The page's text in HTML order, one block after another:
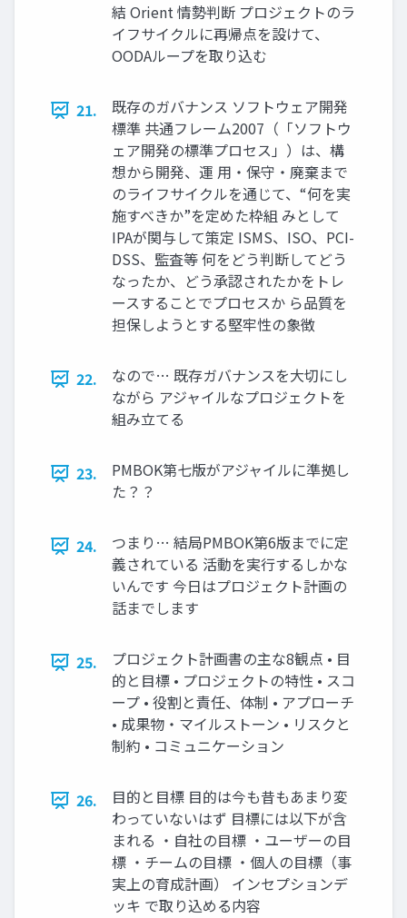
結 Orient 情勢判断 プロジェクトのラ
イフサイクルに再帰点を設けて、
OODAループを取り込む
21.
既存のガバナンス ソフトウェア開発
標準 共通フレーム2007（「ソフトウ
ェア開発の標準プロセス」）は、構
想から開発、運 用・保守・廃棄まで
のライフサイクルを通じて、“何を実
施すべきか”を定めた枠組 みとして
IPAが関与して策定 ISMS、ISO、PCI-
DSS、監査等 何をどう判断してどう
なったか、どう承認されたかをトレ
ースすることでプロセスか ら品質を
担保しようとする堅牢性の象徴
22.
なので… 既存ガバナンスを大切にし
ながら アジャイルなプロジェクトを
組み立てる
23.
PMBOK第七版がアジャイルに準拠し
た？？
24.
つまり… 結局PMBOK第6版までに定
義されている 活動を実行するしかな
いんです 今日はプロジェクト計画の
話までします
25.
プロジェクト計画書の主な8観点 • 目
的と目標 • プロジェクトの特性 • スコ
ープ • 役割と責任、体制 • アプローチ
• 成果物・マイルストーン • リスクと
制約 • コミュニケーション
26.
目的と目標 目的は今も昔もあまり変
わっていないはず 目標には以下が含
まれる ・自社の目標 ・ユーザーの目
標 ・チームの目標 ・個人の目標（事
実上の育成計画） インセプションデ
ッキ で取り込める内容